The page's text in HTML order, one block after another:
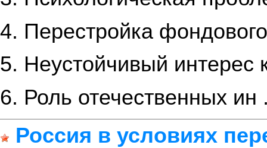
4. Перестройка
5. Неустойчивый интерес
6. Роль отечественных
Россия в условиях